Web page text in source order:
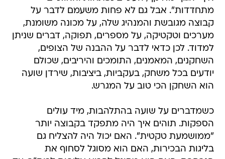
מתחדדות". אבל גם לא פחות משעמם לדבר על
קבוצה מגובשת והמנהיג שלה, על מכונה משומנת,
מערכים וטקטיקה, על מספרים, תפוקה, דברים שניתן
למדוד. לכן כדאי לדבר על ההבנה של הצופים,
השחקנים, המאמנים, התומכים והיריבים, שכולם
יודעים בכל משחק, בעקביות, ביציבות, שירדן שועה
הוא השחקן הכי טוב על המגרש.
כשמדברים על שועה בהתלהבות, מיד עולים
הספקות. תוהים איך היה מתפקד בקבוצה יותר
"ממושמעת טקטית". האם יכול היה להצליח גם
בליגות הבכירות, האם הוא מסוגל לסחוף את